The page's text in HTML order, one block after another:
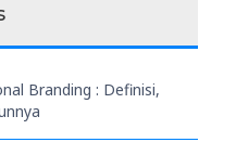
Branding : Definisi,